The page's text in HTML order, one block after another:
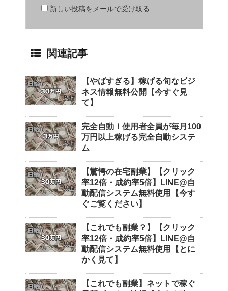
新しい投稿をメールで受け取る
関連記事
【やばすぎる】稼げる旬なビジ
ネス情報無料公開【今すぐ見
て】
完全自動！使用者全員が毎月100
万円以上稼げる完全自動システ
ム
【驚愕の在宅副業】【クリック
率12倍・成約率5倍】LINE@自
動配信システム無料使用【今す
ぐご覧ください】
【これでも副業？】【クリック
率12倍・成約率5倍】LINE@自
動配信システム無料使用【とに
かく見て】
【これでも副業】ネットで稼ぐ